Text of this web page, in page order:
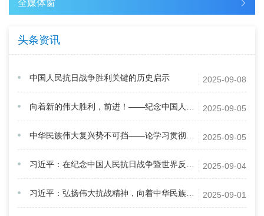
全媒体窗
头条资讯
2025-09-08
中国人民抗日战争胜利关键的历史启示
2025-09-05
向着新的伟大胜利，前进！——纪念中国人民抗日战争暨世界反法西斯战争胜利80周年大会侧记
2025-09-05
中华民族伟大复兴势不可挡——论学习贯彻习近平总书记在纪念中国人民抗日战争暨世界反法西斯战争胜利80周年大会上重要讲话
2025-09-04
习近平：在纪念中国人民抗日战争暨世界反法西斯战争胜利80周年大会上的讲话
2025-09-01
习近平：弘扬伟大抗战精神，向着中华民族伟大复兴的光辉彼岸奋勇前进